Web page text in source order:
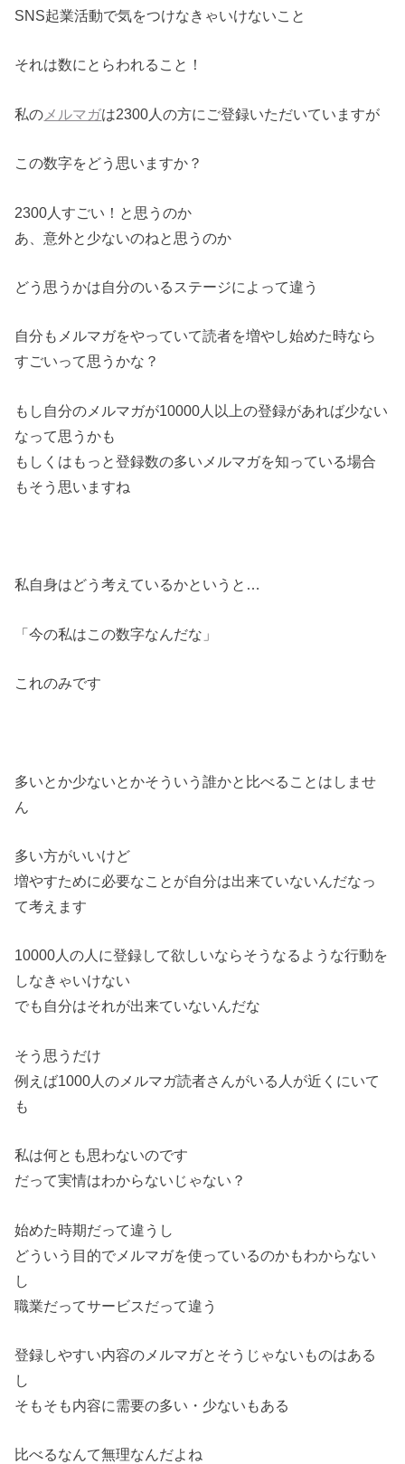
SNS起業活動で気をつけなきゃいけないこと
それは数にとらわれること！
私の メルマガは2300人の方にご登録いただいていますが
この数字をどう思いますか？
2300人すごい！と思うのか
あ、意外と少ないのねと思うのか
どう思うかは自分のいるステージによって違う
自分もメルマガをやっていて読者を増やし始めた時なら
すごいって思うかな？
もし自分のメルマガが10000人以上の登録があれば少ない
なって思うかも
もしくはもっと登録数の多いメルマガを知っている場合
もそう思いますね
私自身はどう考えているかというと…
「今の私はこの数字なんだな」
これのみです
多いとか少ないとかそういう誰かと比べることはしませ
ん
多い方がいいけど
増やすために必要なことが自分は出来ていないんだなっ
て考えます
10000人の人に登録して欲しいならそうなるような行動を
しなきゃいけない
でも自分はそれが出来ていないんだな
そう思うだけ
例えば1000人のメルマガ読者さんがいる人が近くにいて
も
私は何とも思わないのです
だって実情はわからないじゃない？
始めた時期だって違うし
どういう目的でメルマガを使っているのかもわからない
し
職業だってサービスだって違う
登録しやすい内容のメルマガとそうじゃないものはある
し
そもそも内容に需要の多い・少ないもある
比べるなんて無理なんだよね